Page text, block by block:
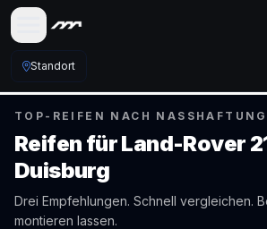
Standort
TOP-REIFEN NACH NASSHAFTUNG
Reifen fürLand-Rover
Duisburg
Drei Empfehlungen. Schnell vergleichen.
montieren lassen.